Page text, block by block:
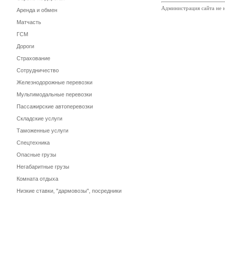
Аренда и обмен
Матчасть
ГСМ
Дороги
Страхование
Сотрудничество
Железнодорожные перевозки
Мультимодальные перевозки
Пассажирские автоперевозки
Складские услуги
Таможенные услуги
Спецтехника
Опасные грузы
Негабаритные грузы
Комната отдыха
Низкие ставки, "дармовозы", посредники
Администрация сайта не